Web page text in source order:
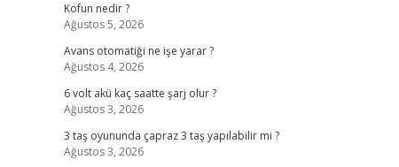
Kofun nedir ?
Ağustos 5, 2026
Avans otomatiği ne işe yarar ?
Ağustos 4, 2026
6 volt akü kaç saatte şarj olur ?
Ağustos 3, 2026
3 taş oyununda çapraz 3 taş yapılabilir mi ?
Ağustos 3, 2026